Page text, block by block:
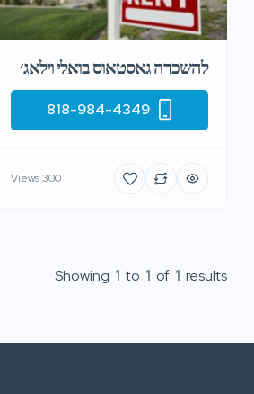
להשכרה גאסטאוס בואלי וילאג׳
818-984-4349
300 Views
Showing 1 to 1 of 1 results